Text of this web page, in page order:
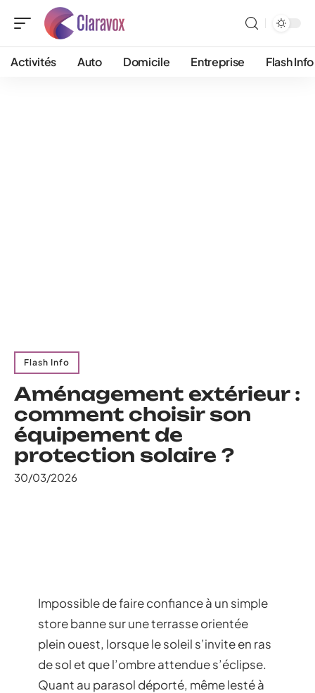
Activités Auto Domicile Entreprise Flash Info
Flash Info
Aménagement extérieur :
comment choisir son
équipement de
protection solaire ?
30/03/2026
Impossible de faire confiance à un simple
store banne sur une terrasse orientée
plein ouest, lorsque le soleil s’invite en ras
de sol et que l’ombre attendue s’éclipse.
Quant au parasol déporté, même lesté à